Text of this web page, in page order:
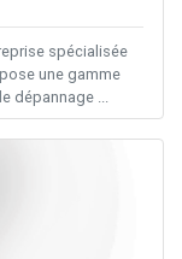
spécialisée
une gamme
dépannage ...